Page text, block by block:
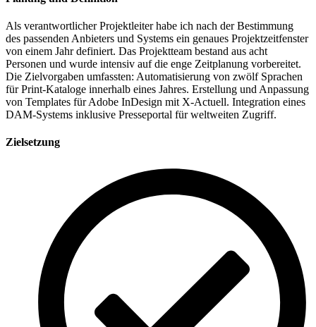
Als verantwortlicher Projektleiter habe ich nach der Bestimmung
des passenden Anbieters und Systems ein genaues Projektzeitfenster
von einem Jahr definiert. Das Projektteam bestand aus acht
Personen und wurde intensiv auf die enge Zeitplanung vorbereitet.
Die Zielvorgaben umfassten: Automatisierung von zwölf Sprachen
für Print-Kataloge innerhalb eines Jahres. Erstellung und Anpassung
von Templates für Adobe InDesign mit X-Actuell. Integration eines
DAM-Systems inklusive Presseportal für weltweiten Zugriff.
Zielsetzung